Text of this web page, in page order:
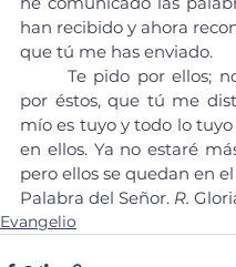
han recibido y ahora
que tú me has enviado.
por éstos, que tú me
mío es tuyo y todo lo
en ellos. Ya no estaré
pero ellos se quedan en
Palabra del Señor. R.
Evangelio